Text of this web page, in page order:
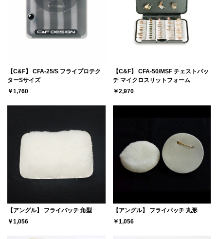
【C&F】 CFA-25/S フライプロテク
ターSサイズ
￥1,760
【C&F】 CFA-50/MSF チェストパッ
チ マイクロスリットフォーム
￥2,970
【アングル】 フライパッチ 角型
￥1,056
【アングル】 フライパッチ 丸形
￥1,056